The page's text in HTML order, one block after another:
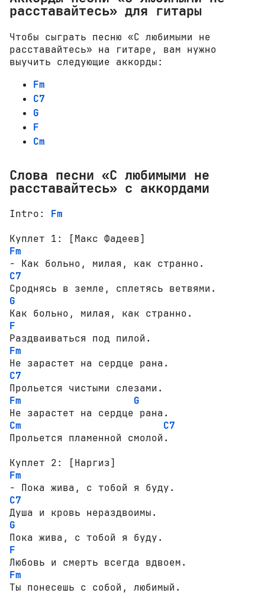
расставайтесь» для гитары
Чтобы сыграть песню «С любимыми не
расставайтесь» на гитаре, вам нужно
выучить следующие аккорды:
Fm
C7
G
F
Cm
Слова песни «С любимыми не
расставайтесь» с аккордами
Intro: Fm
Fm
C7
G
F
Fm
C7
Fm
G
Cm
C7
Прольется пламенной смолой.
Fm
C7
G
F
Fm